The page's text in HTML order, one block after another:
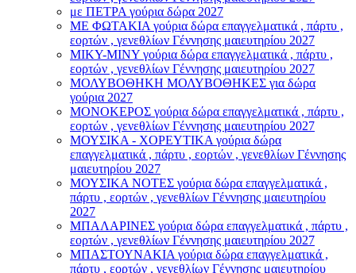
με ΠΕΤΡΑ γούρια δώρα 2027
ΜΕ ΦΩΤΑΚΙΑ γούρια δώρα επαγγελματικά , πάρτυ ,
εορτών , γενεθλίων Γέννησης μαιευτηρίου 2027
ΜΙΚΥ-ΜΙΝΥ γούρια δώρα επαγγελματικά , πάρτυ ,
εορτών , γενεθλίων Γέννησης μαιευτηρίου 2027
ΜΟΛΥΒΟΘΗΚΗ ΜΟΛΥΒΟΘΗΚΕΣ για δώρα
γούρια 2027
ΜΟΝΟΚΕΡΟΣ γούρια δώρα επαγγελματικά , πάρτυ ,
εορτών , γενεθλίων Γέννησης μαιευτηρίου 2027
ΜΟΥΣΙΚΑ - ΧΟΡΕΥΤΙΚΑ γούρια δώρα
επαγγελματικά , πάρτυ , εορτών , γενεθλίων Γέννησης
μαιευτηρίου 2027
ΜΟΥΣΙΚΑ ΝΟΤΕΣ γούρια δώρα επαγγελματικά ,
πάρτυ , εορτών , γενεθλίων Γέννησης μαιευτηρίου
2027
ΜΠΑΛΑΡΙΝΕΣ γούρια δώρα επαγγελματικά , πάρτυ ,
εορτών , γενεθλίων Γέννησης μαιευτηρίου 2027
ΜΠΑΣΤΟΥΝΑΚΙΑ γούρια δώρα επαγγελματικά ,
πάρτυ , εορτών , γενεθλίων Γέννησης μαιευτηρίου